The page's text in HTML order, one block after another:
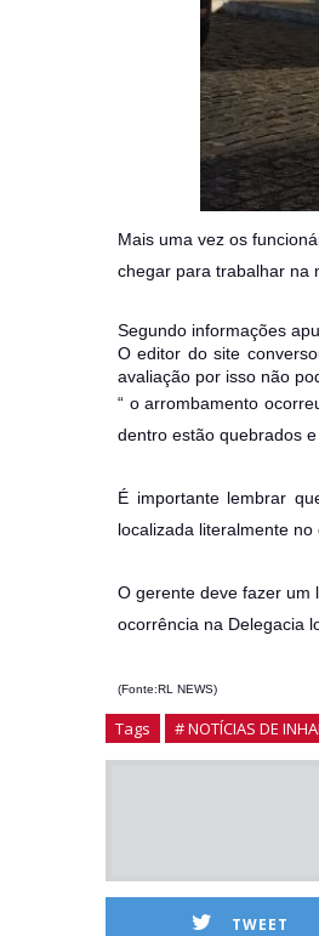
Mais uma vez os
chegar para trabalhar na
Segundo informações
O editor do site
avaliação por isso não
“ o arrombamento
dentro estão quebrados
É importante lembrar
localizada literalmente
O gerente deve fazer um
ocorrência na Delegacia
(Fonte:RL NEWS)
Tags # NOTÍCIAS DE
TWEET